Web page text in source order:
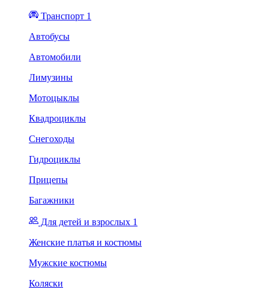
Транспорт 1
Автобусы
Автомобили
Лимузины
Мотоцыклы
Квадроциклы
Снегоходы
Гидроциклы
Прицепы
Багажники
Для детей и взрослых 1
Женские платья и костюмы
Мужские костюмы
Коляски